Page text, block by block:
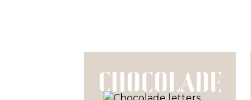
CHOCOLADE